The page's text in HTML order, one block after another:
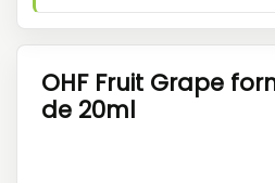
OHF Fruit Grape
de 20ml